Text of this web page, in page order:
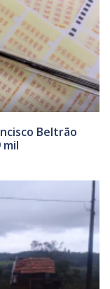
Beltrão
mil